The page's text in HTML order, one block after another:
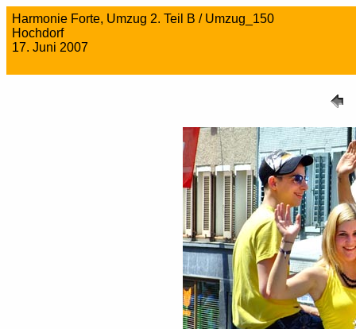
Harmonie Forte, Umzug 2. Teil B / Umzug_150
Hochdorf
17. Juni 2007